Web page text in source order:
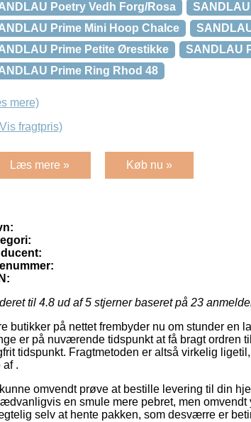
Poetry Vedh Forg/Rosa
Prime Mini Hoop Chalce
Prime Petite Ørestikke
SANDLAU
Prime Ring Rhod 48
mere)
fragtpris)
Læs mere » Køb nu »
til 4.8 ud af 5 stjerner baseret på 23
butikker på nettet frembyder nu om stunder
er på nuværende tidspunkt at få bragt ordren
tidspunkt. Fragtmetoden er altså virkelig
af .
omvendt prøve at bestille levering til din
en smule mere pebret, men
selv at hente pakken, som desværre er